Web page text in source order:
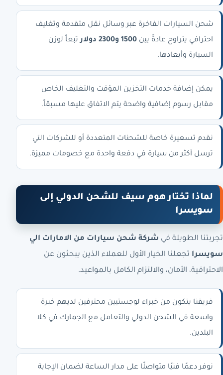
شحن السيارات الفاخرة عبر وسائل نقل متقدمة وتغليف
احترافي يتراوح عادةً بين 1500 و2300 دولار
تبعاً لوزن
السيارة وأبعادها.
يمكن إضافة خدمات التخزين المؤقت والتغليف الخاص
مقابل رسوم إضافية واضحة يتم الاتفاق عليها مسبقاً.
نقدم تسعيرة خاصة للشحنات المتعددة أو للشركات التي
ترسل أكثر من سيارة في دفعة واحدة مع خصومات مميزة.
لماذا تختار هوم سيف للشحن الدولي إلى
سويسرا
تجربتنا الطويلة في شركة شحن سيارات من الامارات الي
سويسرا تجعلنا الخيار الأول للعملاء الذين يبحثون عن
الاحترافية، الأمان، والالتزام الكامل بالمواعيد.
فريقنا يتكون من خبراء لوجستيين محترفين لديهم خبرة
واسعة في الشحن الدولي والتعامل مع الجمارك في كلا
البلدين.
نوفر دعمًا فنيًا متواصلًا على مدار الساعة لضمان الإجابة